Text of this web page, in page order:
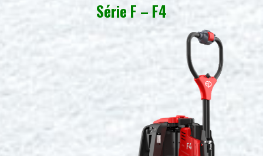
Série F – F4